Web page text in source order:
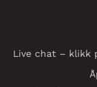
Live chat – klikk